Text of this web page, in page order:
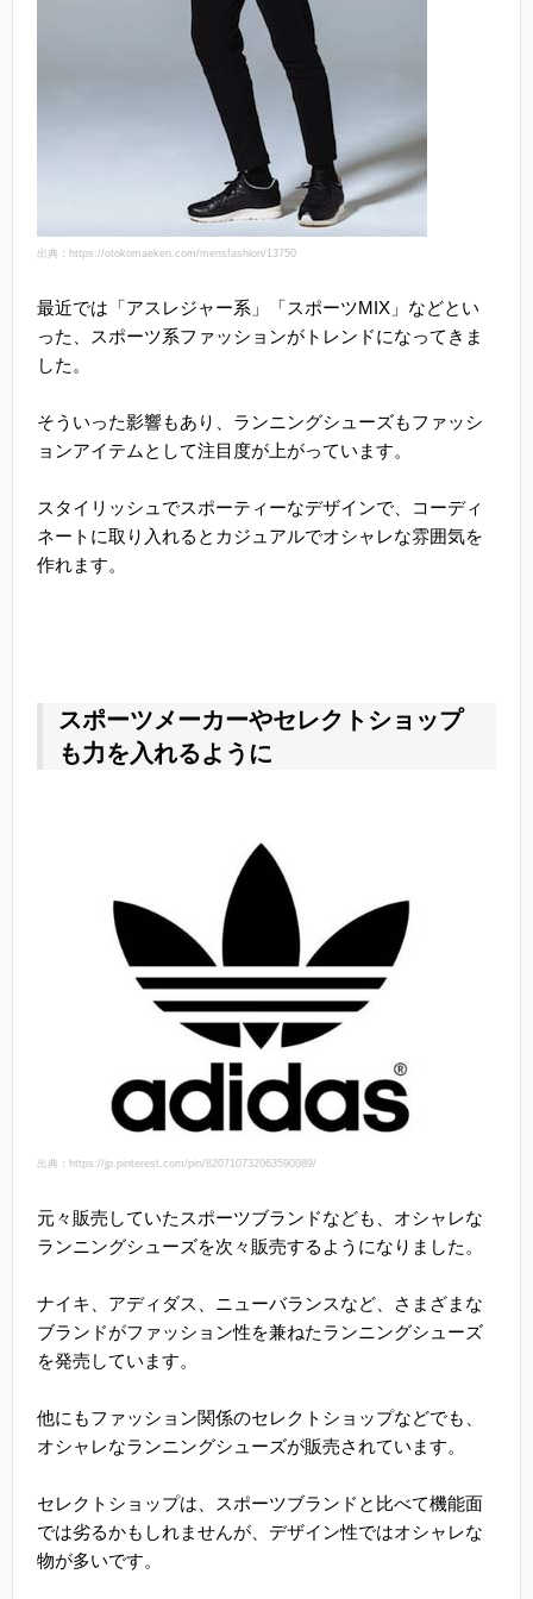
出典：https://otokomaeken.com/mensfashion/13750
最近では「アスレジャー系」「スポーツMIX」などとい
った、スポーツ系ファッションがトレンドになってきま
した。
そういった影響もあり、ランニングシューズもファッシ
ョンアイテムとして注目度が上がっています。
スタイリッシュでスポーティーなデザインで、コーディ
ネートに取り入れるとカジュアルでオシャレな雰囲気を
作れます。
スポーツメーカーやセレクトショップ
も力を入れるように
出典：https://jp.pinterest.com/pin/820710732063590089/
元々販売していたスポーツブランドなども、オシャレな
ランニングシューズを次々販売するようになりました。
ナイキ、アディダス、ニューバランスなど、さまざまな
ブランドがファッション性を兼ねたランニングシューズ
を発売しています。
他にもファッション関係のセレクトショップなどでも、
オシャレなランニングシューズが販売されています。
セレクトショップは、スポーツブランドと比べて機能面
では劣るかもしれませんが、デザイン性ではオシャレな
物が多いです。